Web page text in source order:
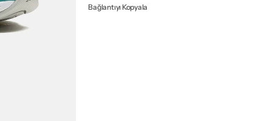
Bağlantıyı Kopyala